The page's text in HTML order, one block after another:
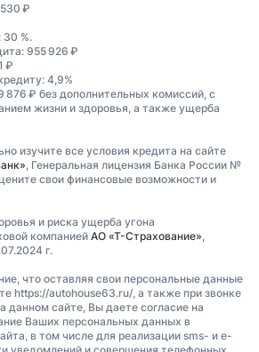
₽
30 %.
955 926 ₽
₽
4,9%
₽ без дополнительных комиссий, с
жизни и здоровья, а также ущерба
изучите все условия кредита на сайте
, Генеральная лицензия Банка России №
свои финансовые возможности и
и риска ущерба угона
компаниейАО «Т-Страхование»
г.
что оставляя свои персональные данные
https://autohouse63.ru/, а также при звонке
данном сайте, Вы даете согласие на
Ваших персональных данных в
в том числе для реализации sms- и e-